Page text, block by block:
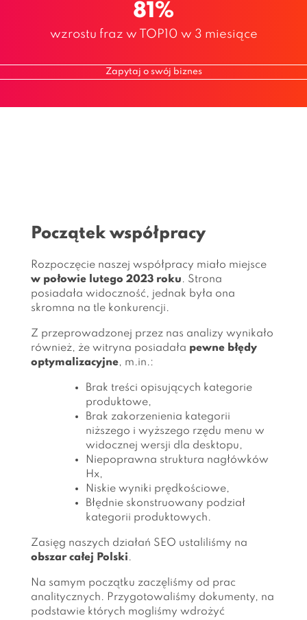
81%
wzrostu fraz w TOP10 w 3 miesiące
Zapytaj o swój biznes
Początek współpracy
Rozpoczęcie naszej współpracy miało miejsce
w połowie lutego 2023 roku. Strona
posiadała widoczność, jednak była ona
skromna na tle konkurencji.
Z przeprowadzonej przez nas analizy wynikało
również, że witryna posiadała pewne błędy
optymalizacyjne, m.in.:
Brak treści opisujących kategorie
produktowe,
Brak zakorzenienia kategorii
niższego i wyższego rzędu menu w
widocznej wersji dla desktopu,
Niepoprawna struktura nagłówków
Hx,
Niskie wyniki prędkościowe,
Błędnie skonstruowany podział
kategorii produktowych.
Zasięg naszych działań SEO ustaliliśmy na
obszar całej Polski.
Na samym początku zaczęliśmy od prac
analitycznych. Przygotowaliśmy dokumenty, na
podstawie których mogliśmy wdrożyć